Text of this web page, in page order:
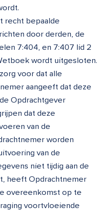
recht bepaalde
door derden, de
7:404, en 7:407 lid 2
wordt uitgesloten.
voor dat alle
aangeeft dat deze
Opdrachtgever
dat deze
van de
worden
van de
niet tijdig aan de
heeft Opdrachtnemer
overeenkomst op te
voortvloeiende